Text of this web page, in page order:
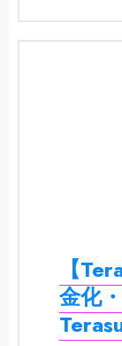
【
金化